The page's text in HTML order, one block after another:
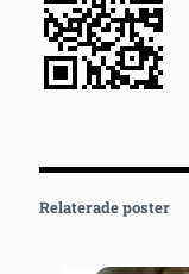
Relaterade poster